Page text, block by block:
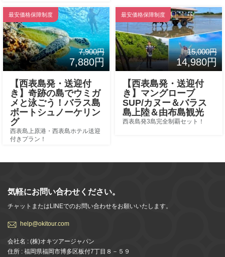
最安価格保障制度
7,900円
7,880円
【西表島発・送迎付
き】奇跡の島でウミガ
メと泳ごう！バラス島
ボートシュノーケリン
グ
西表島上原港・西表島ホテル送迎
付きプラン！
最安価格保障制度
15,000円
14,980円
【西表島発・送迎付
き】マングローブ
SUP/カヌー＆バラス
島上陸＆由布島観光
西表島発3島完全制覇セット！
気軽にお問い合わせください。
チャットまたはLINEでのお問い合わせをお願いいたします。
help@okitour.com
会社名 : (株)オキツアージャパン
住所 : 福岡県福岡市博多区板付7丁目８－５９